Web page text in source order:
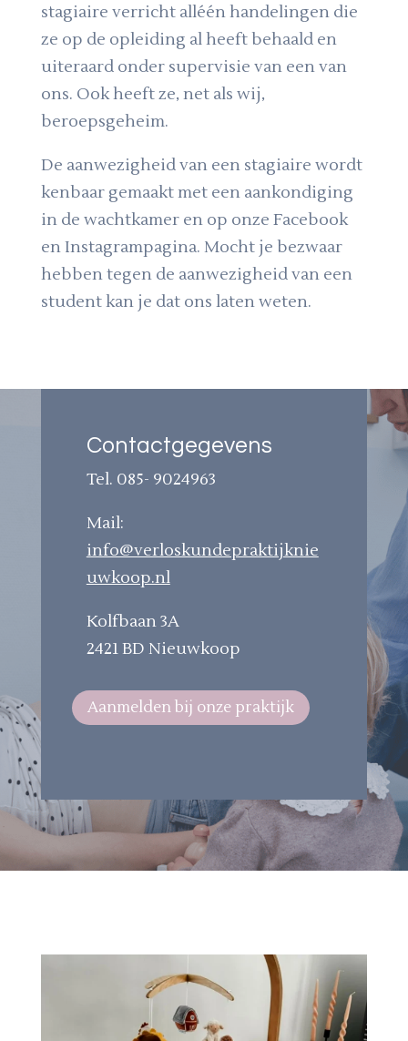
stagiaire verricht alléén handelingen die
ze op de opleiding al heeft behaald en
uiteraard onder supervisie van een van
ons. Ook heeft ze, net als wij,
beroepsgeheim.
De aanwezigheid van een stagiaire wordt
kenbaar gemaakt met een aankondiging
in de wachtkamer en op onze Facebook
en Instagrampagina. Mocht je bezwaar
hebben tegen de aanwezigheid van een
student kan je dat ons laten weten.
Contactgegevens
Tel. 085- 9024963
Mail:
info@verloskundepraktijknie
uwkoop.nl
Kolfbaan 3A
2421 BD Nieuwkoop
Aanmelden bij onze praktijk